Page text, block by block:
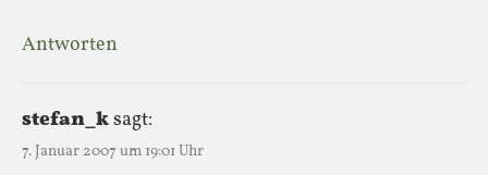
Antworten
stefan_ksagt:
7. Januar 2007 um 19:01 Uhr